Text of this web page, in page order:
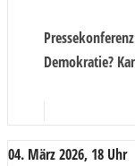
Pressekonferenz
Demokratie?
04. März 2026, 18 Uhr